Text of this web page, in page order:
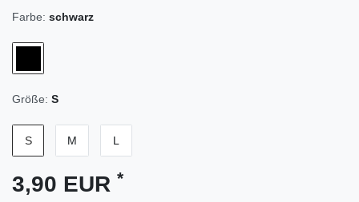
Farbe: schwarz
Größe: S
S M L
3,90 EUR *